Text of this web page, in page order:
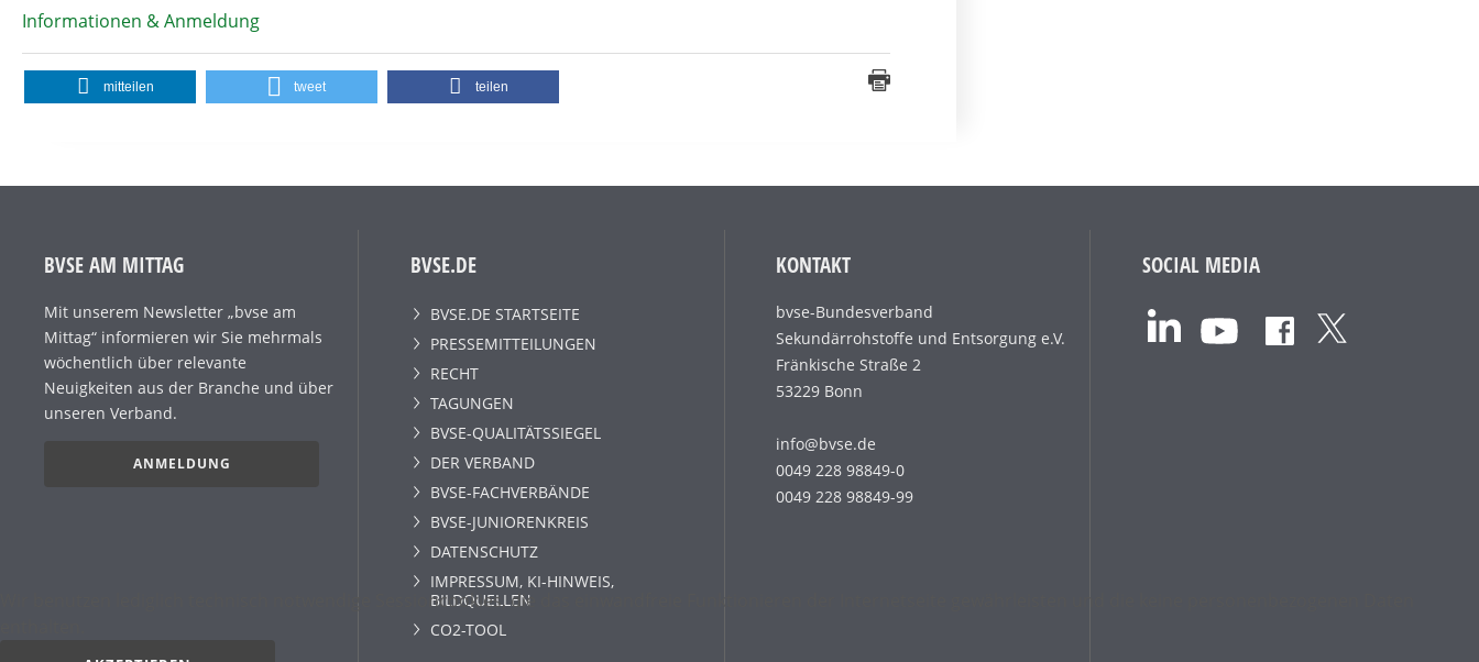
Informationen & Anmeldung
mitteilen tweet teilen
BVSE AM MITTAG
Mit unserem Newsletter „bvse am
Mittag“ informieren wir Sie mehrmals
wöchentlich über relevante
Neuigkeiten aus der Branche und über
unseren Verband.
ANMELDUNG
BVSE.DE
BVSE.DE STARTSEITE
PRESSEMITTEILUNGEN
RECHT
TAGUNGEN
BVSE-QUALITÄTSSIEGEL
DER VERBAND
BVSE-FACHVERBÄNDE
BVSE-JUNIORENKREIS
DATENSCHUTZ
IMPRESSUM, KI-HINWEIS,
BILDQUELLEN
CO2-TOOL
KONTAKT
bvse-Bundesverband
Sekundärrohstoffe und Entsorgung e.V.
Fränkische Straße 2
53229 Bonn
info@bvse.de
0049 228 98849-0
0049 228 98849-99
SOCIAL MEDIA
Wir benutzen lediglich technisch notwendige Sessioncookies, die das einwandfreie Funktionieren der Internetseite gewährleisten und die keine personenbezogenen Daten